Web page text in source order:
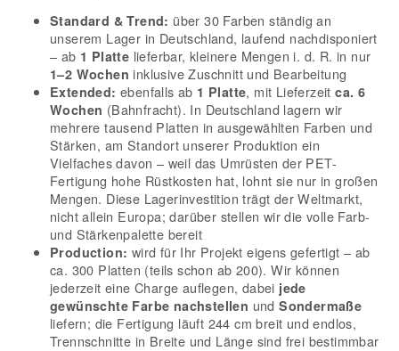
Standard & Trend: über 30 Farben ständig an
unserem Lager in Deutschland, laufend nachdisponiert
– ab 1 Platte lieferbar, kleinere Mengen i. d. R. in nur
1–2 Wochen inklusive Zuschnitt und Bearbeitung
Extended: ebenfalls ab 1 Platte, mit Lieferzeitca. 6
Wochen (Bahnfracht). In Deutschland lagern wir
mehrere tausend Platten in ausgewählten Farben und
Stärken, am Standort unserer Produktion ein
Vielfaches davon – weil das Umrüsten der PET-
Fertigung hohe Rüstkosten hat, lohnt sie nur in großen
Mengen. Diese Lagerinvestition trägt der Weltmarkt,
nicht allein Europa; darüber stellen wir die volle Farb-
und Stärkenpalette bereit
Production: wird für Ihr Projekt eigens gefertigt – ab
ca. 300 Platten (teils schon ab 200). Wir können
jederzeit eine Charge auflegen, dabei jede
gewünschte Farbe nachstellen undSondermaße
liefern; die Fertigung läuft 244 cm breit und endlos,
Trennschnitte in Breite und Länge sind frei bestimmbar